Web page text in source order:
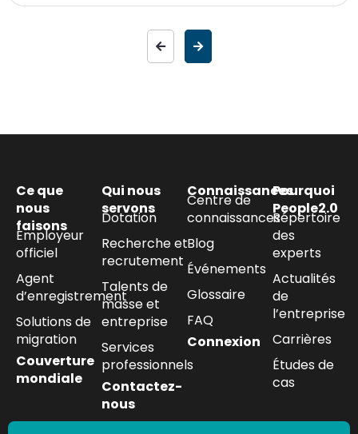
Ce que
nous
faisons
Employeur
officiel
Agent
d’enregistrement
Solutions de
migration
Couverture
mondiale
Qui nous
servons
Dotation
Recherche et
recrutement
Talents de
masse et
entreprise
Services
professionnels
Contactez-
nous
Connaissances
Centre de
connaissances
Blog
Événements
Glossaire
FAQ
Connexion
Pourquoi
People2.0
Répertoire
des
experts
Actualités
de
l’entreprise
Carrières
Études de
cas